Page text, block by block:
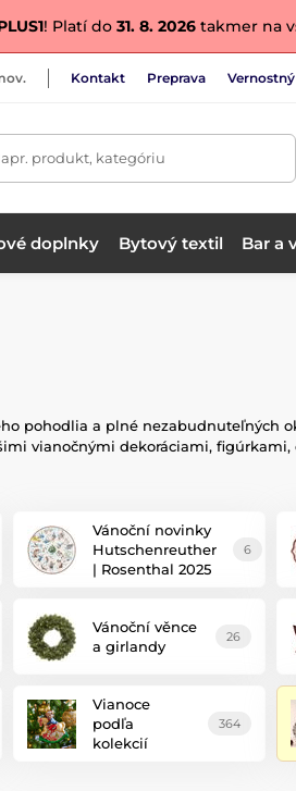
! Platí do 31. 8. 2026 takmer na
Kontakt Preprava
produkt, kategóriu
doplnky Bytový textil Bar a
pohodlia a plné nezabudnuteľných
vianočnými dekoráciami,
Vánoční novinky
Hutschenreuther
| Rosenthal 2025
6
Vánoční věnce
a girlandy
26
Vianoce
podľa
kolekcií
364